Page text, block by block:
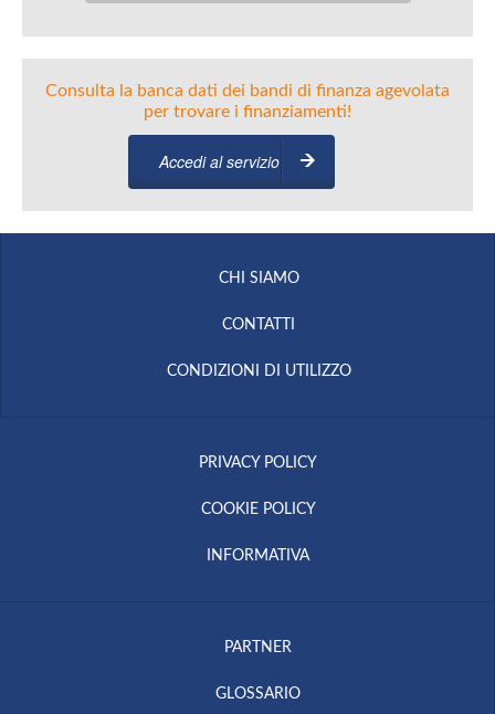
Consulta la banca dati dei bandi di finanza agevolata
per trovare i finanziamenti!
Accedi al servizio
CHI SIAMO
CONTATTI
CONDIZIONI DI UTILIZZO
PRIVACY POLICY
COOKIE POLICY
INFORMATIVA
PARTNER
GLOSSARIO